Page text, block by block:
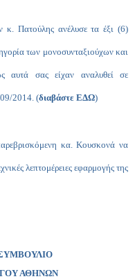
κ. Πατούλης ανέλυσε τα έξι (6)
των μονοσυνταξιούχων και
αυτά σας είχαν αναλυθεί σε
09/2014. (διαβάστε ΕΔΩ)
κα. Κουσκονά να
λεπτομέρειες εφαρμογής της
ΑΘΗΝΩΝ